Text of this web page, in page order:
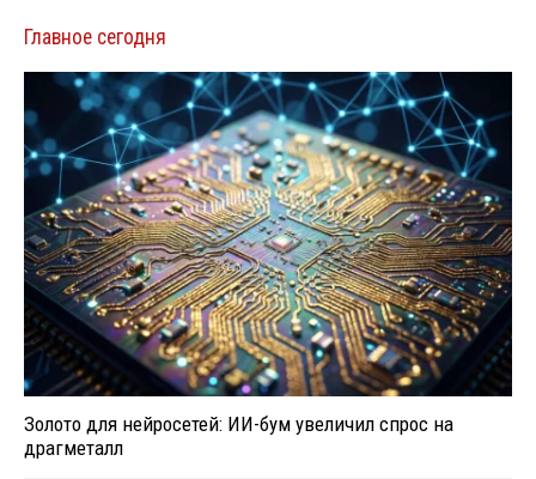
Главное сегодня
Золото для нейросетей: ИИ-бум увеличил спрос на
драгметалл